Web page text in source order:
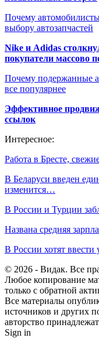
Почему
выбору автозапчастей
Nike и Adidas
покупатели массово
Почему подержанные
все популярнее
Эффективное
ссылок
Интересное:
Работа в Бресте,
В Беларуси введен
изменится…
В России и Турции
Названа средняя
В России хотят ввести
© 2026 - Видак. Все
Любое копирование
только с обратной
Все материалы
источников и других
авторство
Sign in